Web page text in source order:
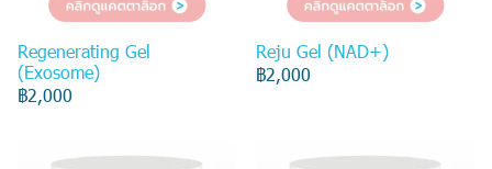
Regenerating Gel
(Exosome)
฿2,000
Reju Gel (NAD+)
฿2,000